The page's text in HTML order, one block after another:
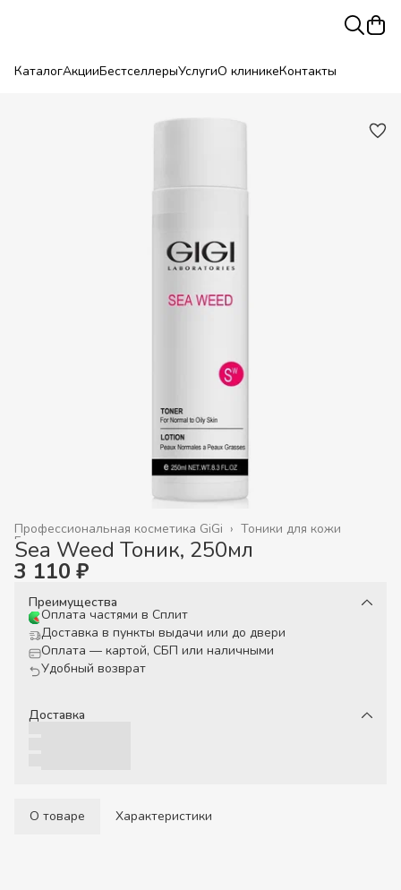
КаталогАкцииБестселлерыУслугиО клиникеКонтакты
Тоники для кожи
Профессиональная косметика GiGi ›
Главная ›
Sea Weed Тоник, 250мл
3 110 ₽
Преимущества
Оплата частями в Сплит
Доставка в пункты выдачи или до двери
Оплата — картой, СБП или наличными
Удобный возврат
Доставка
О товаре Характеристики